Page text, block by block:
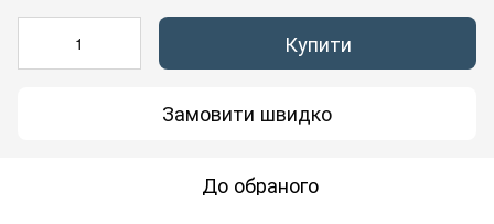
Купити
Замовити швидко
До обраного